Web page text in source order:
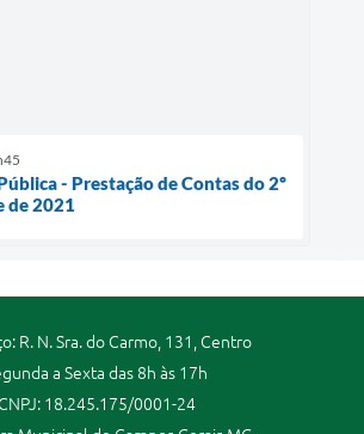
- Prestação de Contas do 2º
de 2021
R. N. Sra. do Carmo, 131, Centro
a Sexta das 8h às 17h
CNPJ: 18.245.175/0001-24